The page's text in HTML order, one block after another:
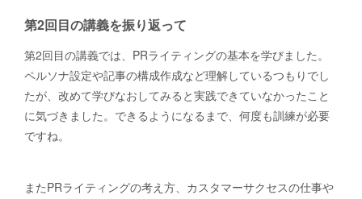
第2回目の講義を振り返って
第2回目の講義では、PRライティングの基本を学びました。
ペルソナ設定や記事の構成作成など理解しているつもりでし
たが、改めて学びなおしてみると実践できていなかったこと
に気づきました。できるようになるまで、何度も訓練が必要
ですね。
またPRライティングの考え方、カスタマーサクセスの仕事や